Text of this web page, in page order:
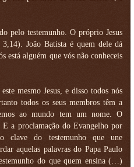
pelo testemunho. O próprio Jesus
João Batista é quem dele dá
está alguém que vós não conheceis
mesmo Jesus, e disso todos nós
todos os seus membros têm a
ao mundo tem um nome. O
a proclamação do Evangelho por
clave do testemunho que une
aquelas palavras do Papa Paulo
do que quem ensina (…)